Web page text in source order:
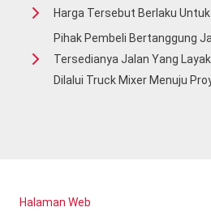
Harga Tersebut Berlaku
Pihak Pembeli Bertanggung
Tersedianya Jalan Yang
Dilalui Truck Mixer Menuju
Halaman Web